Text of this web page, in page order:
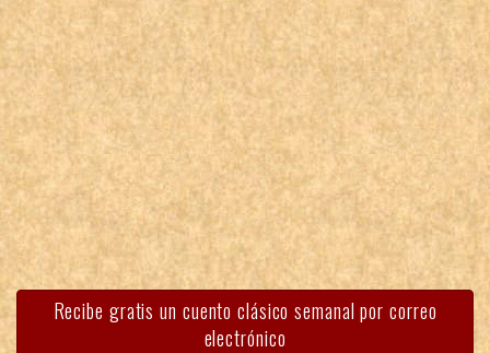
Recibe gratis un cuento clásico semanal por correo
electrónico